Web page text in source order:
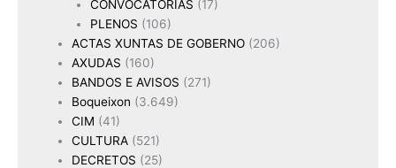
CONVOCATORIAS (17)
PLENOS (106)
ACTAS XUNTAS DE GOBERNO (206)
AXUDAS (160)
BANDOS E AVISOS (271)
Boqueixon (3.649)
CIM (41)
CULTURA (521)
DECRETOS (25)